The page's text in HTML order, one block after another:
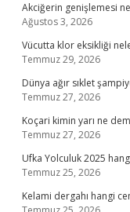
Akciğerin genişlemesi
Ağustos 3, 2026
Vücutta klor eksikliği
Temmuz 29, 2026
Dünya ağır sıklet
Temmuz 27, 2026
Koçari kimin yarı ne
Temmuz 27, 2026
Ufka Yolculuk 2025
Temmuz 25, 2026
Kelami dergahı hangi